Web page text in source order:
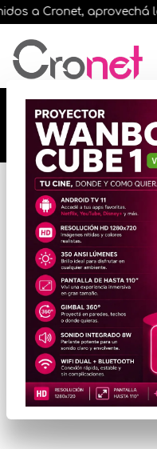
a Cronet, aprovechá
🔥🔥🔥 12 cuotas,
comprando antes
Inicio
VARIOS
TECLADOS Y MOUSE